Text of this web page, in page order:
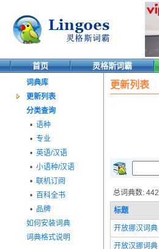
首页 灵格斯词霸
词典库
更新列表
分类查询
• 语种
• 专业
• 英语/汉语
• 小语种/汉语
• 联机订阅
• 百科全书
• 品牌
如何安装词典
词典格式说明
更新列表
总词典数: 442
标题
开放挪汉词典
开放汉挪词典